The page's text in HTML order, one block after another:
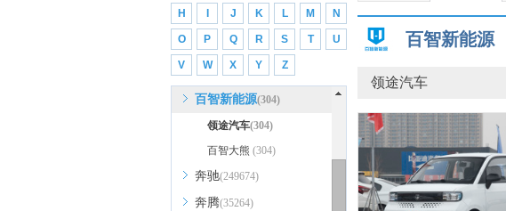
H J K L M N
O P Q R S T U
V W X Y Z
宝马 (240315)
宝骏 (50112)
宝沃 (8912)
百智新能源(304)
领途汽车(304)
百智大熊 (304)
奔驰(249674)
奔腾(35264)
百智新能源
领途汽车